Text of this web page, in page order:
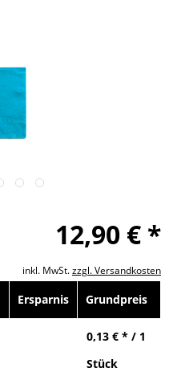
12,90 € *
inkl. MwSt.zzgl. Versandkosten
Ersparnis Grundpreis
0,13 € * / 1
Stück